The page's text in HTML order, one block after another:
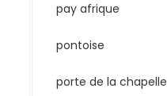
pay afrique
pontoise
porte de la chapelle